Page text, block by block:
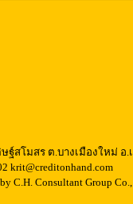
ษฐ์สโมสร ต.บางเมืองใหม่ อ
krit@creditonhand.com
Consultant Group